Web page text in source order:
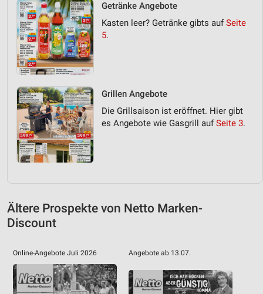
Getränke Angebote
Kasten leer? Getränke gibts aufSeite
5.
Grillen Angebote
Die Grillsaison ist eröffnet. Hier gibt
es Angebote wie Gasgrill aufSeite 3.
Ältere Prospekte von Netto Marken-
Discount
Online-Angebote Juli 2026 Angebote ab 13.07.